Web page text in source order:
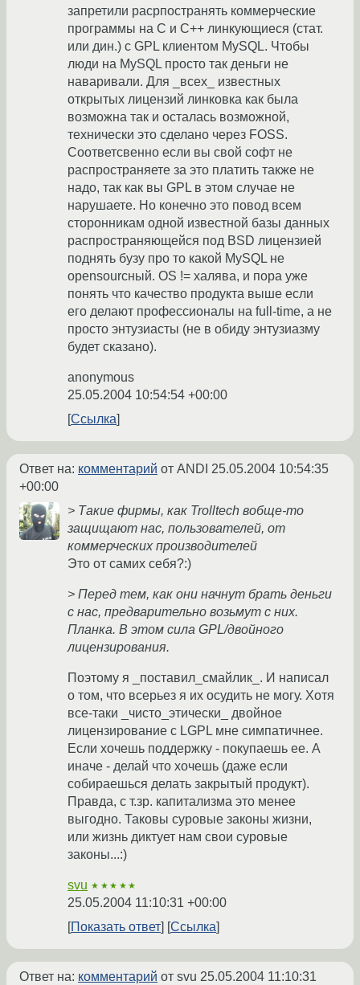
запретили расрпостранять коммерческие
программы на С и С++ линкующиеся (стат.
или дин.) с GPL клиентом MySQL. Чтобы
люди на MySQL просто так деньги не
наваривали. Для _всех_ известных
открытых лицензий линковка как была
возможна так и осталась возможной,
технически это сделано через FOSS.
Соответсвенно если вы свой софт не
распространяете за это платить также не
надо, так как вы GPL в этом случае не
нарушаете. Но конечно это повод всем
сторонникам одной известной базы данных
распространяющейся под BSD лицензией
поднять бузу про то какой MySQL не
opensourcный. OS != халява, и пора уже
понять что качество продукта выше если
его делают профессионалы на full-time, а не
просто энтузиасты (не в обиду энтузиазму
будет сказано).
anonymous
25.05.2004 10:54:54 +00:00
Ссылка
Ответ на: комментарий от ANDI 25.05.2004 10:54:35
+00:00
> Такие фирмы, как Trolltech вобще-то
защищают нас, пользователей, от
коммерческих производителей
Это от самих себя?:)
> Перед тем, как они начнут брать деньги
с нас, предварительно возьмут с них.
Планка. В этом сила GPL/двойного
лицензирования.
Поэтому я _поставил_смайлик_. И написал
о том, что всерьез я их осудить не могу. Хотя
все-таки _чисто_этически_ двойное
лицензирование с LGPL мне симпатичнее.
Если хочешь поддержку - покупаешь ее. А
иначе - делай что хочешь (даже если
собираешься делать закрытый продукт).
Правда, с т.зр. капитализма это менее
выгодно. Таковы суровые законы жизни,
или жизнь диктует нам свои суровые
законы...:)
svu ★★★★★
25.05.2004 11:10:31 +00:00
Показать ответ
Ссылка
Ответ на: комментарий от svu 25.05.2004 11:10:31